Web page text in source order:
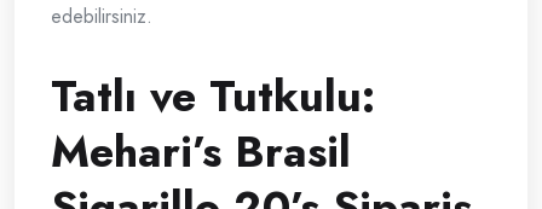
edebilirsiniz.
Tatlı ve Tutkulu:
Mehari’s Brasil